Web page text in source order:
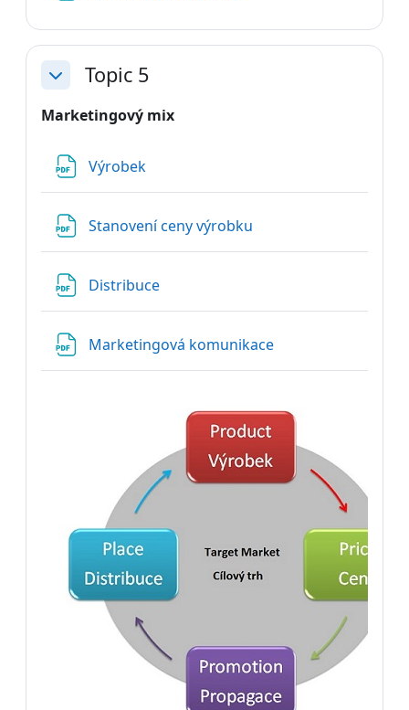
Sbalit Topic 5
Marketingový mix
Výrobek
Stanovení ceny výrobku
Distribuce
Marketingová komunikace